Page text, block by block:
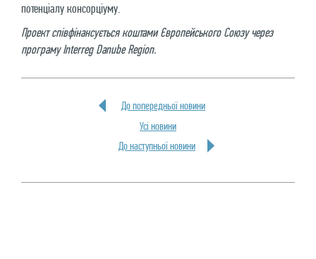
потенціалу консорціуму.
Проект співфінансується коштами Європейського Союзу через
програму Interreg Danube Region.
До попередньої новини
Усi новини
До наступньої новини